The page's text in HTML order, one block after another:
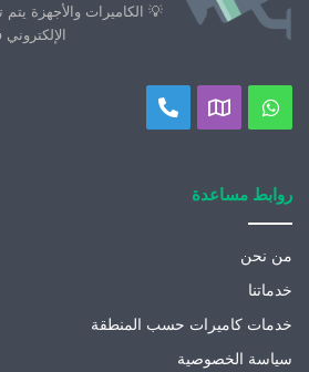
💡 الكاميرات والأجهزة
واتسابموقعنا
خريطة
اتصل
روابط مساعدة
من نحن
خدماتنا
خدمات كاميرات حسب المنطقة
سياسة الخصوصية